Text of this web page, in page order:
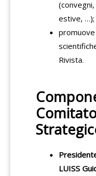
estive, …);
promuove
Rivista.
LUISS